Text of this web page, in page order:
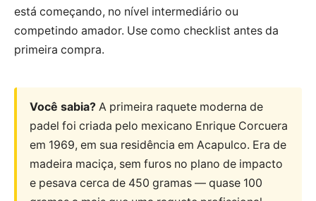
está começando, no nível intermediário ou
competindo amador. Use como checklist antes da
primeira compra.
Você sabia?A primeira raquete moderna de
padel foi criada pelo mexicano Enrique Corcuera
em 1969, em sua residência em Acapulco. Era de
madeira maciça, sem furos no plano de impacto
e pesava cerca de 450 gramas — quase 100